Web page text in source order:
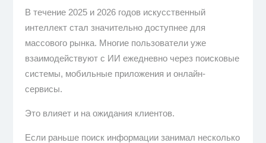
В течение 2025 и 2026 годов искусственный
интеллект стал значительно доступнее для
массового рынка. Многие пользователи уже
взаимодействуют с ИИ ежедневно через поисковые
системы, мобильные приложения и онлайн-
сервисы.
Это влияет и на ожидания клиентов.
Если раньше поиск информации занимал несколько